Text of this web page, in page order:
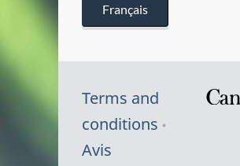
Français
Terms and
conditions
Avis